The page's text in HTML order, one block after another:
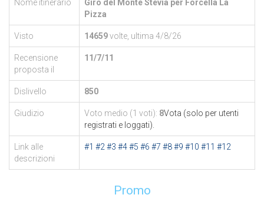
Nome itinerario
Giro del Monte Stevia per Forcella La
Pizza
Visto 14659volte, ultima 4/8/26
Recensione
proposta il
11/7/11
Dislivello 850
Giudizio Voto medio (1 voti): 8Vota (solo per utenti
registrati e loggati).
Link alle
descrizioni
#1 #2 #3 #4#5 #6 #7 #8#9 #10 #11 #12
Promo